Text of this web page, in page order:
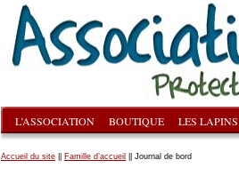
L’ASSOCIATION BOUTIQUE LES LAPINS
Accueil du site Famille d’accueil || Journal de bord